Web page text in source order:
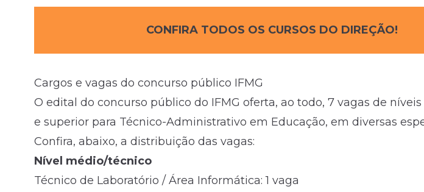
CONFIRA TODOS OS CURSOS DO DIREÇÃO!
Cargos e vagas do concurso público IFMG
O edital do concurso público do IFMG oferta, ao todo, 7 vagas de
e superior para Técnico-Administrativo em Educação, em diversas
Confira, abaixo, a distribuição das vagas:
Nível médio/técnico
Técnico de Laboratório / Área Informática: 1 vaga